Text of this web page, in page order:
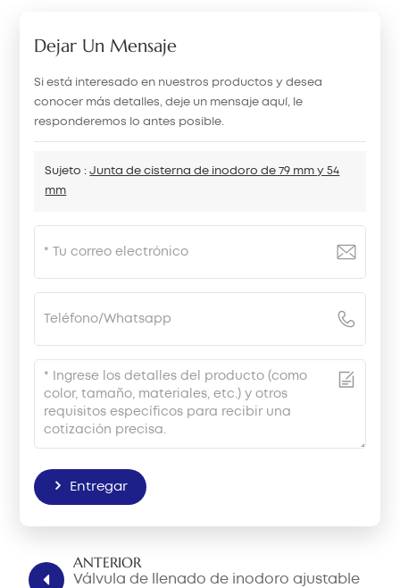
Dejar Un Mensaje
Si está interesado en nuestros productos y desea
conocer más detalles, deje un mensaje aquí, le
responderemos lo antes posible.
Sujeto :Junta de cisterna de inodoro de 79 mm y 54
mm
Entregar
ANTERIOR
Válvula de llenado de inodoro ajustable